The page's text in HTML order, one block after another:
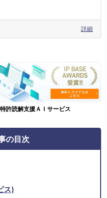
詳細
許読解支援ＡＩサービス
の目次
ス)